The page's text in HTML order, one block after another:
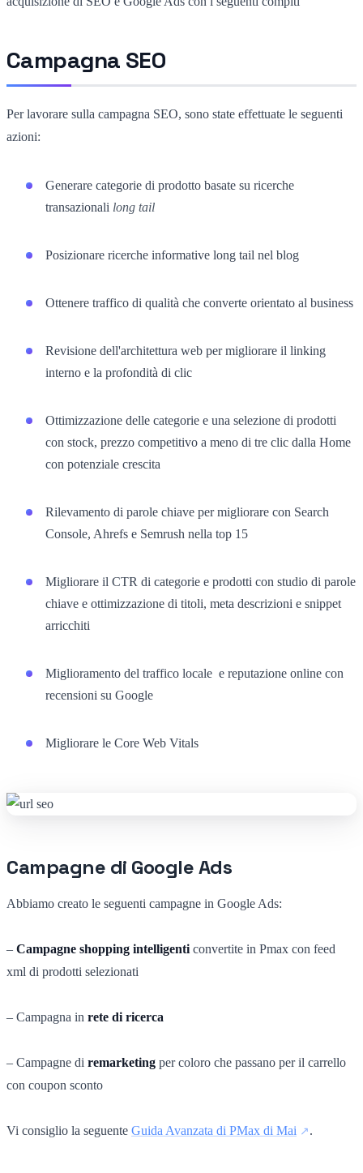
Campagna SEO
Per lavorare sulla campagna SEO, sono state effettuate le seguenti
azioni:
Generare categorie di prodotto basate su ricerche
transazionali long tail
Posizionare ricerche informative long tail nel blog
Ottenere traffico di qualità che converte orientato al business
Revisione dell'architettura web per migliorare il linking
interno e la profondità di clic
Ottimizzazione delle categorie e una selezione di prodotti
con stock, prezzo competitivo a meno di tre clic dalla Home
con potenziale crescita
Rilevamento di parole chiave per migliorare con Search
Console, Ahrefs e Semrush nella top 15
Migliorare il CTR di categorie e prodotti con studio di parole
chiave e ottimizzazione di titoli, meta descrizioni e snippet
arricchiti
Miglioramento del traffico locale e reputazione online con
recensioni su Google
Migliorare le Core Web Vitals
Campagne di Google Ads
Abbiamo creato le seguenti campagne in Google Ads:
– Campagne shopping intelligenti convertite in Pmax con feed
xml di prodotti selezionati
– Campagna in rete di ricerca
– Campagne di remarketing per coloro che passano per il carrello
con coupon sconto
Vi consiglio la seguente Guida Avanzata di PMax di Mai .